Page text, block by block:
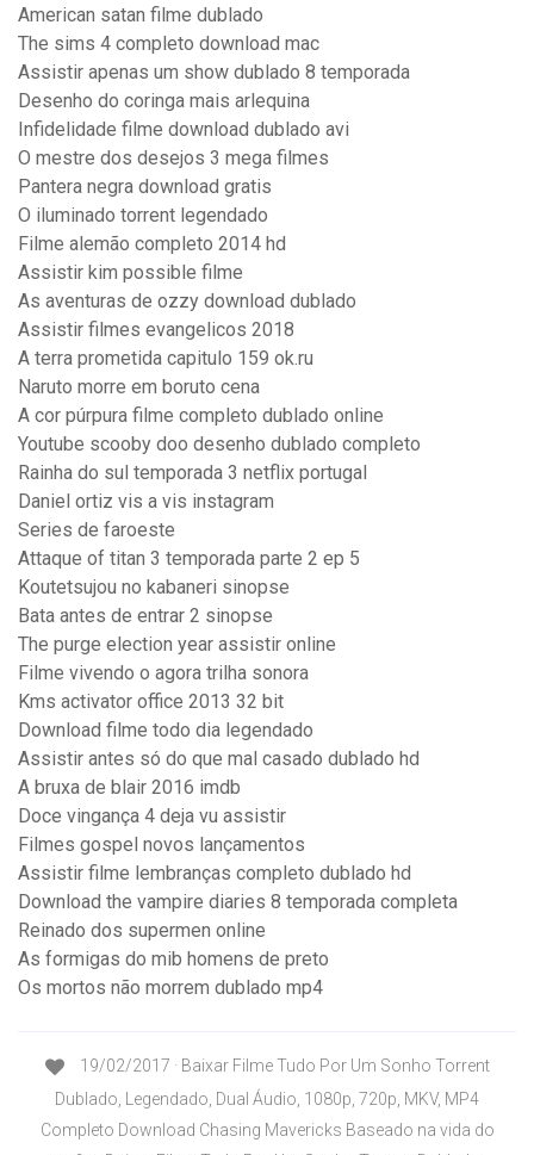
American satan filme dublado
The sims 4 completo download mac
Assistir apenas um show dublado 8 temporada
Desenho do coringa mais arlequina
Infidelidade filme download dublado avi
O mestre dos desejos 3 mega filmes
Pantera negra download gratis
O iluminado torrent legendado
Filme alemão completo 2014 hd
Assistir kim possible filme
As aventuras de ozzy download dublado
Assistir filmes evangelicos 2018
A terra prometida capitulo 159 ok.ru
Naruto morre em boruto cena
A cor púrpura filme completo dublado online
Youtube scooby doo desenho dublado completo
Rainha do sul temporada 3 netflix portugal
Daniel ortiz vis a vis instagram
Series de faroeste
Attaque of titan 3 temporada parte 2 ep 5
Koutetsujou no kabaneri sinopse
Bata antes de entrar 2 sinopse
The purge election year assistir online
Filme vivendo o agora trilha sonora
Kms activator office 2013 32 bit
Download filme todo dia legendado
Assistir antes só do que mal casado dublado hd
A bruxa de blair 2016 imdb
Doce vingança 4 deja vu assistir
Filmes gospel novos lançamentos
Assistir filme lembranças completo dublado hd
Download the vampire diaries 8 temporada completa
Reinado dos supermen online
As formigas do mib homens de preto
Os mortos não morrem dublado mp4
19/02/2017 · Baixar Filme Tudo Por Um Sonho Torrent
Dublado, Legendado, Dual Áudio, 1080p, 720p, MKV, MP4
Completo Download Chasing Mavericks Baseado na vida do